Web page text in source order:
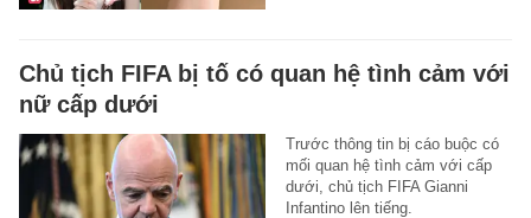
Chủ tịch FIFA bị tố có quan hệ tình cảm với
nữ cấp dưới
Trước thông tin bị cáo buộc có
mối quan hệ tình cảm với cấp
dưới, chủ tịch FIFA Gianni
Infantino lên tiếng.